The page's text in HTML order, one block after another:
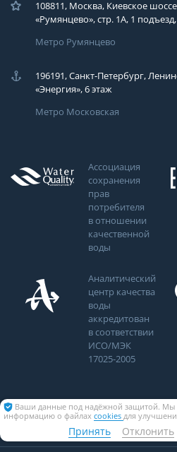
108811, Москва, Киевское
«Румянцево», стр. 1А, 1
Метро Румянцево
196191, Санкт-Петербург,
«Энергия», 6 этаж
Метро Московская
Ассоциация
сохранения
прав
потребителя
в отношении
качественной
воды
Аналитический
центр качества
воды
аккредитован
в соответствии
ИСО/МЭК
17025-2005
Компания
Ваши данные под надёжной защитой. Мы
информацию о файлах cookies для
Принять Отклонить